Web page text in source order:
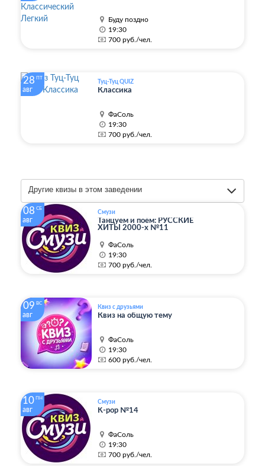
Буду поздно
19:30
700 руб./чел.
28 ПТ
авг
Туц-Туц QUIZ
Классика
ФаСоль
19:30
700 руб./чел.
Другие квизы в этом заведении
08 СБ
авг
Смузи
Танцуем и поём: РУССКИЕ
ХИТЫ 2000-х №11
ФаСоль
19:30
700 руб./чел.
09 ВС
авг
Квиз с друзьями
Квиз на общую тему
ФаСоль
19:30
600 руб./чел.
10 ПН
авг
Смузи
K-pop №14
ФаСоль
19:30
700 руб./чел.